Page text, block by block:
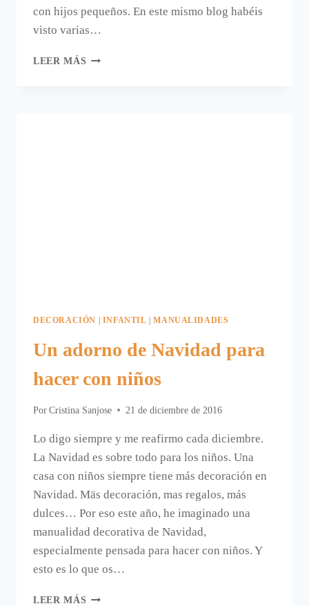
con hijos pequeños. En este mismo blog habéis
visto varias…
LEER MÁS CÓMO
DECORACIÓN INFANTIL |MANUALIDADES
Un adorno de Navidad para
hacer con niños
Por Cristina Sanjose 21 de diciembre de 2016
Lo digo siempre y me reafirmo cada diciembre.
La Navidad es sobre todo para los niños. Una
casa con niños siempre tiene más decoración en
Navidad. Mäs decoración, mas regalos, más
dulces… Por eso este año, he imaginado una
manualidad decorativa de Navidad,
especialmente pensada para hacer con niños. Y
esto es lo que os…
LEER MÁS UN